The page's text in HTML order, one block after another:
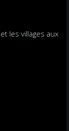
les villages aux